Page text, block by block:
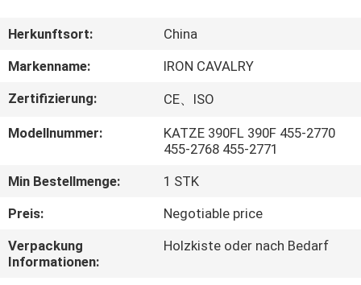
ÜBER
FABRIK
QUALITÄTSKONTROLLE
KONTAKT
Herkunftsort:
China
Markenname:
IRON CAVALRY
Zertifizierung:
CE、ISO
Modellnummer:
KATZE 390FL 390F 455-2770
455-2768 455-2771
Min Bestellmenge:
1 STK
Preis:
Negotiable price
Verpackung
Informationen:
Holzkiste oder nach Bedarf